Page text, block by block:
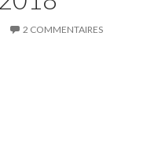
2 COMMENTAIRES